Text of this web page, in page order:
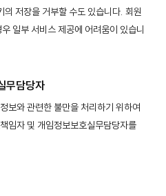
저장을 거부할 수도 있습니다. 회원
일부 서비스 제공에 어려움이 있습니
무담당자
보와 관련한 불만을 처리하기 위하여
임자 및 개임정보보호실무담당자를